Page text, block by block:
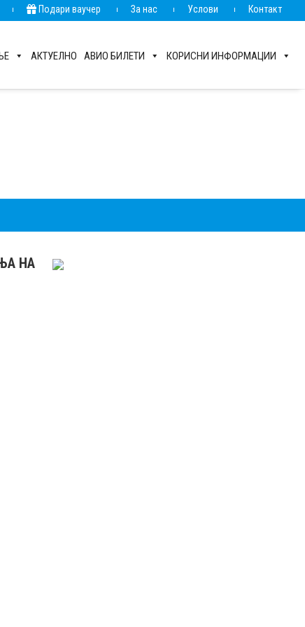
Подари ваучер За нас Услови Контакт
АКТУЕЛНО АВИО БИЛЕТИ КОРИСНИ ИНФОРМАЦИИ
НА